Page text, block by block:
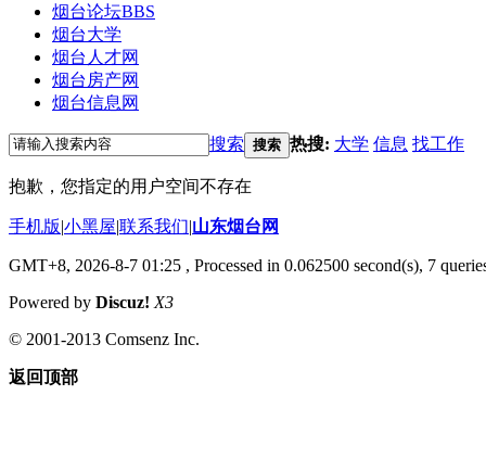
烟台论坛BBS
烟台大学
烟台人才网
烟台房产网
烟台信息网
搜索 搜索 热搜: 大学 信息 找工作
抱歉，您指定的用户空间不存在
手机版|小黑屋|联系我们|山东烟台网
GMT+8, 2026-8-7 01:25 , Processed in 0.062500 second(s), 7
Powered by Discuz! X3
© 2001-2013 Comsenz Inc.
返回顶部